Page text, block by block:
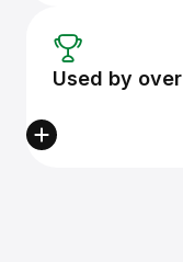
Used by over